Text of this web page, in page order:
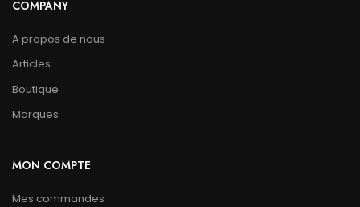
COMPANY
A propos de nous
Articles
Boutique
Marques
MON COMPTE
Mes commandes